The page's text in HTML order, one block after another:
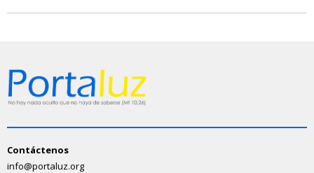
Contáctenos
info@portaluz.org